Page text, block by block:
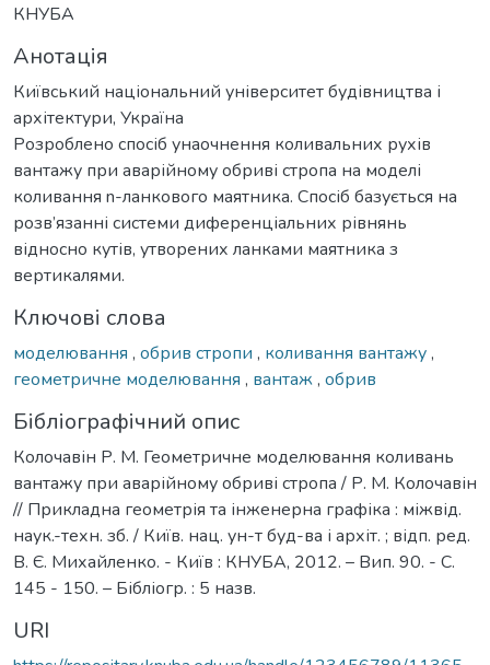
КНУБА
Анотація
Київський національний університет будівництва і
архітектури, Україна
Розроблено спосіб унаочнення коливальних рухів
вантажу при аварійному обриві стропа на моделі
коливання n-ланкового маятника. Спосіб базується на
розв’язанні системи диференціальних рівнянь
відносно кутів, утворених ланками маятника з
вертикалями.
Ключові слова
моделювання , обрив стропи , коливання вантажу,
геометричне моделювання , вантаж, обрив
Бібліографічний опис
Колочавін Р. М. Геометричне моделювання коливань
вантажу при аварійному обриві стропа / Р. М. Колочавін
// Прикладна геометрія та інженерна графіка : міжвід.
наук.-техн. зб. / Київ. нац. ун-т буд-ва і архіт. ; відп. ред.
В. Є. Михайленко. - Київ : КНУБА, 2012. – Вип. 90. - С.
145 - 150. – Бібліогр. : 5 назв.
URI